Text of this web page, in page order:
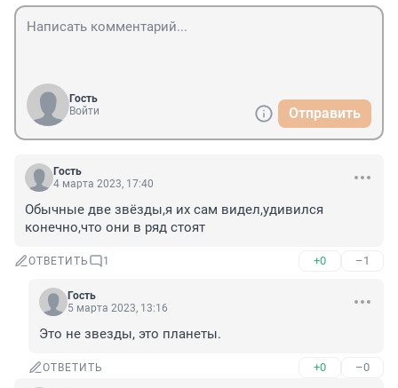
Гость
Войти
Отправить
Гость
4 марта 2023, 17:40
Обычные две звёзды,я их сам видел,удивился
конечно,что они в ряд стоят
ОТВЕТИТЬ 1 +0 –1
Гость
5 марта 2023, 13:16
Это не звезды, это планеты.
ОТВЕТИТЬ +0 –0